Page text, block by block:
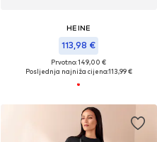
HEINE
113,98 €
Prvotno: 149,00 €
Posljednja najniža cijena:113,99 €